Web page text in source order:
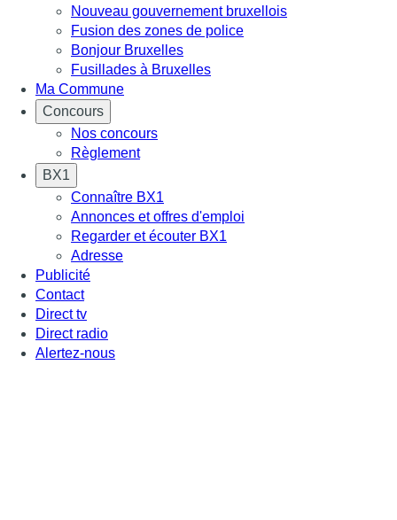
Nouveau gouvernement bruxellois
Fusion des zones de police
Bonjour Bruxelles
Fusillades à Bruxelles
Ma Commune
Concours
Nos concours
Règlement
BX1
Connaître BX1
Annonces et offres d'emploi
Regarder et écouter BX1
Adresse
Publicité
Contact
Direct tv
Direct radio
Alertez-nous